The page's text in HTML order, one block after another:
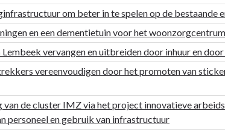
om beter in te spelen op de bestaande
en een dementietuin voor het woonzorgcentrum
vervangen en uitbreiden door inhuur en
vereenvoudigen door het promoten van
van de cluster IMZ via het project innovatieve
personeel en gebruik van infrastructuur